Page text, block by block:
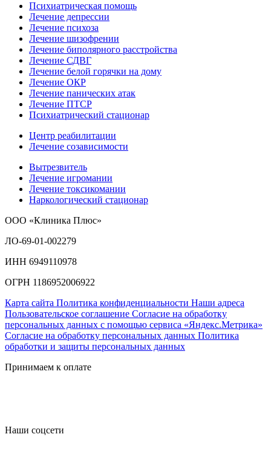
Психиатрическая помощь
Лечение депрессии
Лечение психоза
Лечение шизофрении
Лечение биполярного расстройства
Лечение СДВГ
Лечение белой горячки на дому
Лечение ОКР
Лечение панических атак
Лечение ПТСР
Психиатрический стационар
Центр реабилитации
Лечение созависимости
Вытрезвитель
Лечение игромании
Лечение токсикомании
Наркологический стационар
ООО «Клиника Плюс»
ЛО-69-01-002279
ИНН 6949110978
ОГРН 1186952006922
Карта сайта Политика конфиденциальности Наши адреса
Пользовательское соглашение Согласие на обработку
персональных данных с помощью сервиса «Яндекс.Метрика»
Согласие на обработку персональных данных Политика
обработки и защиты персональных данных
Принимаем к оплате
Наши соцсети